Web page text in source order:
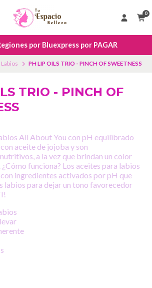
0
por Bluexpress por PAGAR
Labios PH LIP OILS TRIO - PINCH OF SWEETNESS
TRIO - PINCH OF
All About You con pH equilibrado
aceite de jojoba y son
a la vez que brindan un color
¿Cómo funciona? Los aceites para labios
ingredientes activados por pH que
labios para dejar un tono favorecedor